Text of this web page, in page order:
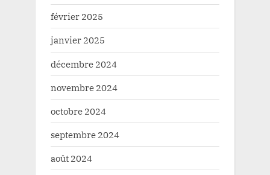
février 2025
janvier 2025
décembre 2024
novembre 2024
octobre 2024
septembre 2024
août 2024